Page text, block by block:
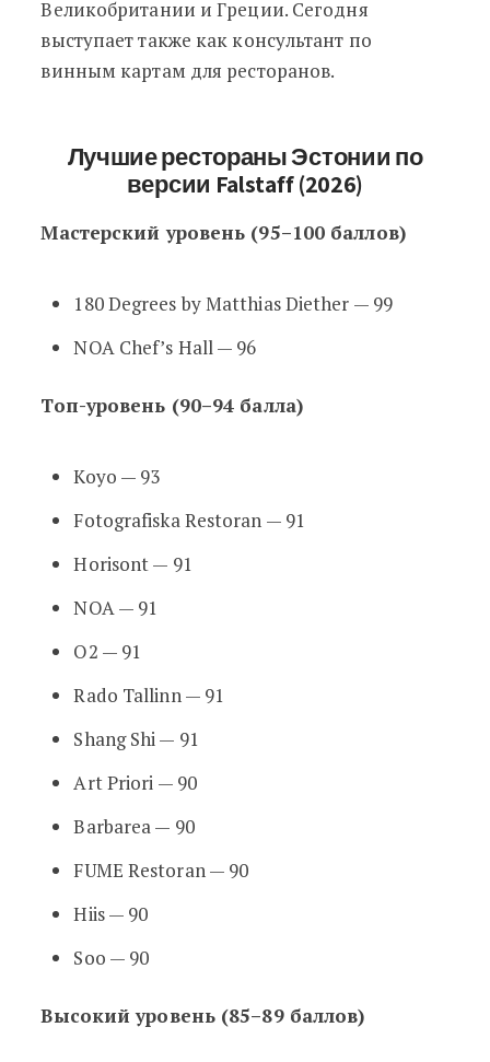
Великобритании и Греции. Сегодня
выступает также как консультант по
винным картам для ресторанов.
Лучшие рестораны Эстонии по
версии Falstaff (2026)
Мастерский уровень (95–100 баллов)
180 Degrees by Matthias Diether — 99
NOA Chef’s Hall — 96
Топ-уровень (90–94 балла)
Koyo — 93
Fotografiska Restoran — 91
Horisont — 91
NOA — 91
O2 — 91
Rado Tallinn — 91
Shang Shi — 91
Art Priori — 90
Barbarea — 90
FUME Restoran — 90
Hiis — 90
Soo — 90
Высокий уровень (85–89 баллов)